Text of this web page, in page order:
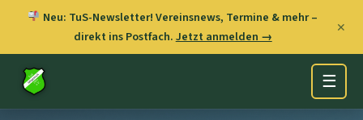
Neu: TuS-Newsletter! Vereinsnews, Termine & mehr –
direkt ins Postfach.Jetzt anmelden →
✕
☰